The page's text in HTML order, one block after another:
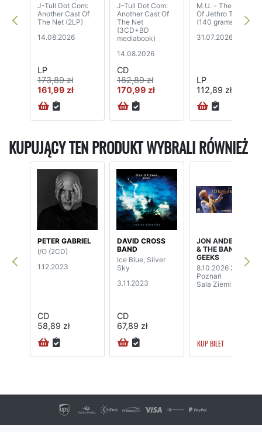
J-Tull Dot Com:
Another Cast Of
The Net (2LP)
14.08.2026
LP
173,89 zł
161,99 zł
J-Tull Dot Com:
Another Cast Of
The Net
(3CD+BD
mediabook)
14.08.2026
CD
182,89 zł
170,99 zł
M.U. - The Best
Of Jethro Tull
(140 grams)
31.07.2026
LP
112,89 zł
KUPUJĄCY TEN PRODUKT WYBRALI RÓWNIEŻ
PETER GABRIEL
I/O (2CD)
1.12.2023
CD
58,89 zł
DAVID CROSS
BAND
Ice Blue, Silver
Sky
3.11.2023
CD
67,89 zł
JON ANDERSON
& THE BAND
GEEKS
8.10.2026 20:00
Poznań
Sala Ziemi
KUP BILET